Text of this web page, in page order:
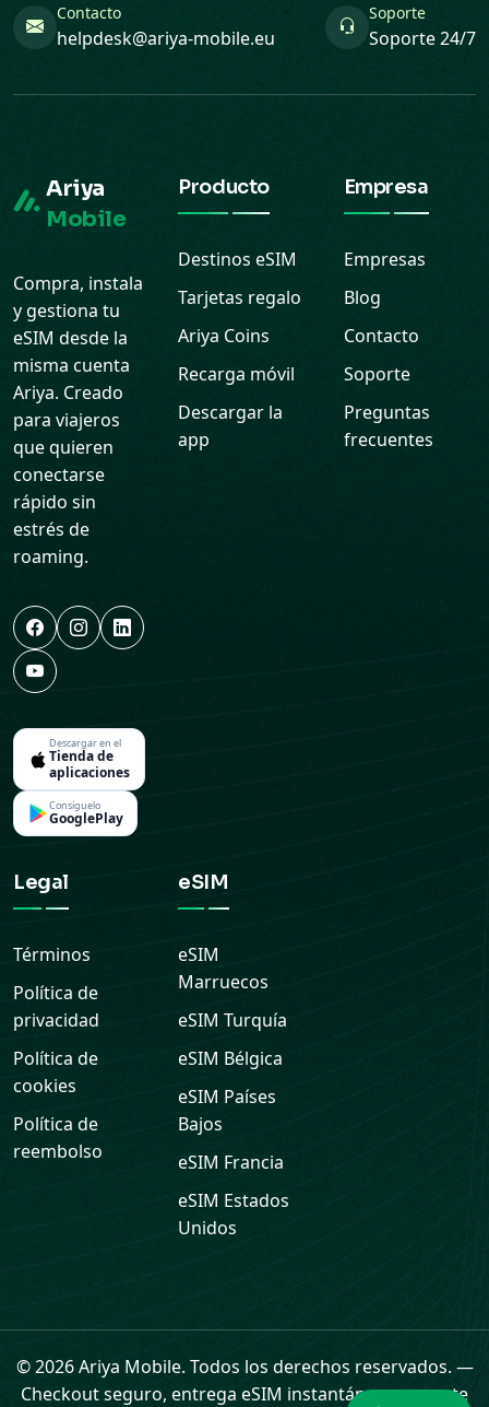
Contacto
helpdesk@ariya-mobile.eu
Soporte
Soporte 24/7
Ariya
Mobile
Compra, instala
y gestiona tu
eSIM desde la
misma cuenta
Ariya. Creado
para viajeros
que quieren
conectarse
rápido sin
estrés de
roaming.
Descargar en el
Tienda de
aplicaciones
Consíguelo
GooglePlay
Producto
Destinos eSIM
Tarjetas regalo
Ariya Coins
Recarga móvil
Descargar la
app
Empresa
Empresas
Blog
Contacto
Soporte
Preguntas
frecuentes
Legal
Términos
Política de
privacidad
Política de
cookies
Política de
reembolso
eSIM
eSIM
Marruecos
eSIMTurquía
eSIM Bélgica
eSIM Países
Bajos
eSIM Francia
eSIM Estados
Unidos
© 2026 Ariya Mobile. Todos los derechos reservados. —
Checkout seguro, entrega eSIM instantánea y soporte
Soporte